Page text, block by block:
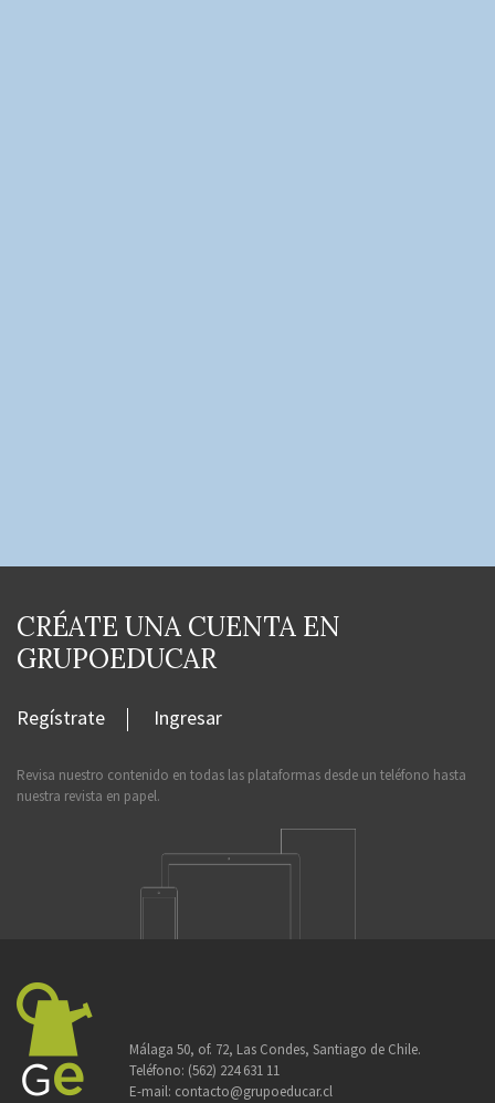
CRÉATE UNA CUENTA EN
GRUPOEDUCAR
Regístrate Ingresar
Revisa nuestro contenido en todas las plataformas desde un teléfono hasta
nuestra revista en papel.
Málaga 50, of. 72, Las Condes, Santiago de Chile.
Teléfono: (562) 224 631 11
E-mail: contacto@grupoeducar.cl